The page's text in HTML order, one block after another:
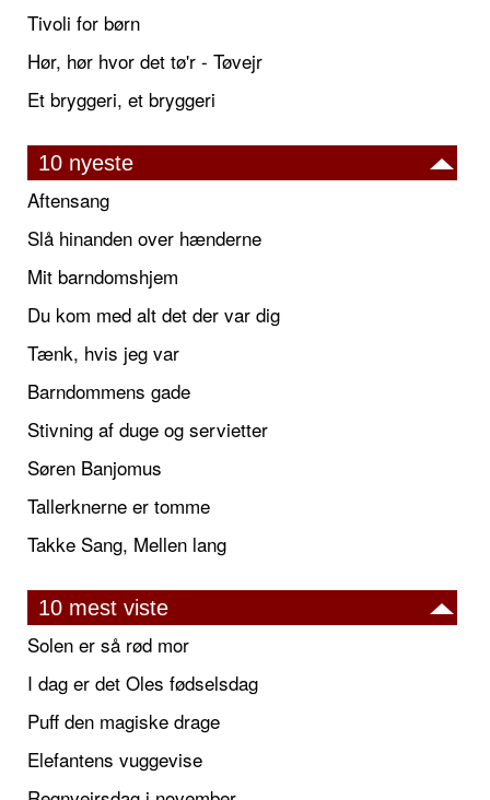
Tivoli for børn
Hør, hør hvor det tø'r - Tøvejr
Et bryggeri, et bryggeri
10 nyeste
Aftensang
Slå hinanden over hænderne
Mit barndomshjem
Du kom med alt det der var dig
Tænk, hvis jeg var
Barndommens gade
Stivning af duge og servietter
Søren Banjomus
Tallerknerne er tomme
Takke Sang, Mellen lang
10 mest viste
Solen er så rød mor
I dag er det Oles fødselsdag
Puff den magiske drage
Elefantens vuggevise